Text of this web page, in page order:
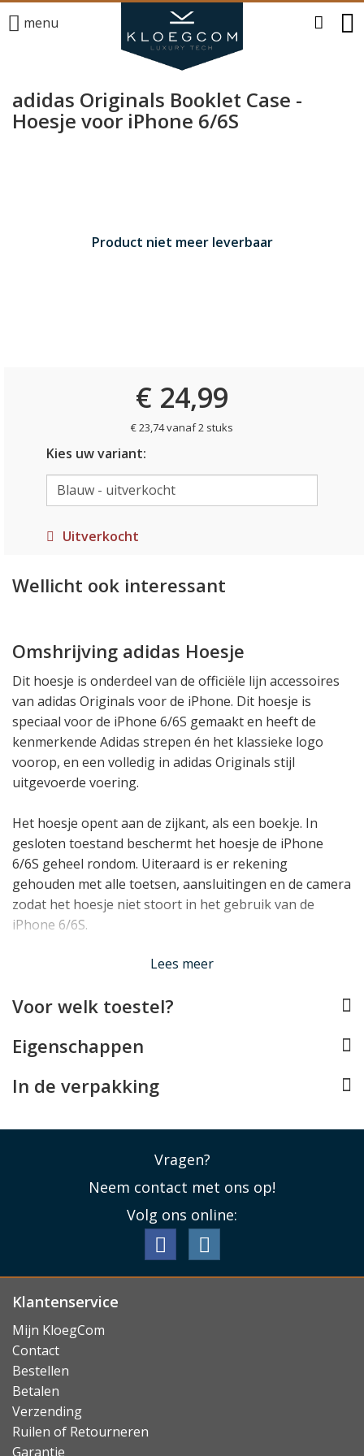
menu
adidas Originals Booklet Case -
Hoesje voor iPhone 6/6S
Product niet meer leverbaar
€ 24,99
€ 23,74 vanaf 2 stuks
Kies uw variant:
Uitverkocht
Wellicht ook interessant
Omshrijving adidas Hoesje
Dit hoesje is onderdeel van de officiële lijn accessoires
van adidas Originals voor de iPhone. Dit hoesje is
speciaal voor de iPhone 6/6S gemaakt en heeft de
kenmerkende Adidas strepen én het klassieke logo
voorop, en een volledig in adidas Originals stijl
uitgevoerde voering.
Het hoesje opent aan de zijkant, als een boekje. In
gesloten toestand beschermt het hoesje de iPhone
6/6S geheel rondom. Uiteraard is er rekening
gehouden met alle toetsen, aansluitingen en de camera
zodat het hoesje niet stoort in het gebruik van de
iPhone 6/6S.
Lees minder
Lees meer
Voor welk toestel?
Eigenschappen
In de verpakking
Vragen?
Neem contact met ons op!
Volg ons online:
Klantenservice
Mijn KloegCom
Contact
Bestellen
Betalen
Verzending
Ruilen of Retourneren
Garantie